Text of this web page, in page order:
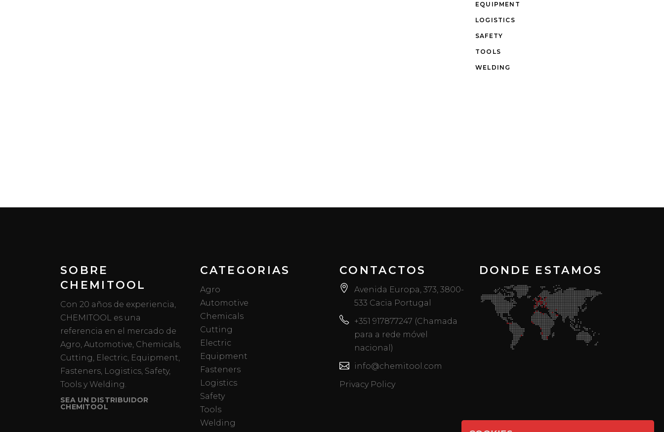
EQUIPMENT
LOGISTICS
SAFETY
TOOLS
WELDING
SOBRE
CHEMITOOL
Con 20 años de experiencia,
CHEMITOOL es una
referencia en el mercado de
Agro, Automotive, Chemicals,
Cutting, Electric, Equipment,
Fasteners, Logistics, Safety,
Tools y Welding.
SEA UN DISTRIBUIDOR
CHEMITOOL
CATEGORIAS
Agro
Automotive
Chemicals
Cutting
Electric
Equipment
Fasteners
Logistics
Safety
Tools
Welding
CONTACTOS
Avenida Europa, 373, 3800-
533 Cacia Portugal
+351 917877247 (Chamada
para a rede móvel
nacional)
info@chemitool.com
Privacy Policy
DONDE ESTAMOS